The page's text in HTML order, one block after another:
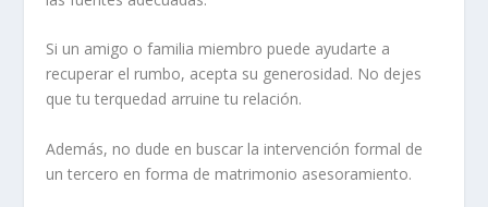
Si un amigo ofamilia miembro puede ayudarte a
recuperar el rumbo, acepta su generosidad. No dejes
que tu terquedad arruine tu relación.
Además, no dude en buscar la intervención formal de
un tercero en forma de matrimonio asesoramiento.